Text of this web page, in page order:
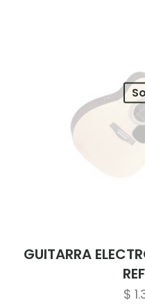
GUITARRA
$